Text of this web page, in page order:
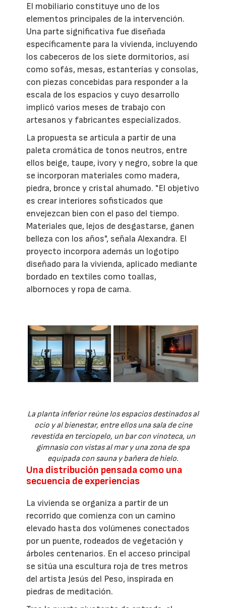
El mobiliario constituye uno de los
elementos principales de la intervención.
Una parte significativa fue diseñada
específicamente para la vivienda, incluyendo
los cabeceros de los siete dormitorios, así
como sofás, mesas, estanterías y consolas,
con piezas concebidas para responder a la
escala de los espacios y cuyo desarrollo
implicó varios meses de trabajo con
artesanos y fabricantes especializados.
La propuesta se articula a partir de una
paleta cromática de tonos neutros, entre
ellos beige, taupe, ivory y negro, sobre la que
se incorporan materiales como madera,
piedra, bronce y cristal ahumado. "El objetivo
es crear interiores sofisticados que
envejezcan bien con el paso del tiempo.
Materiales que, lejos de desgastarse, ganen
belleza con los años", señala Alexandra. El
proyecto incorpora además un logotipo
diseñado para la vivienda, aplicado mediante
bordado en textiles como toallas,
albornoces y ropa de cama.
La planta inferior reúne los espacios destinados al
ocio y al bienestar, entre ellos una sala de cine
revestida en terciopelo, un bar con vinoteca, un
gimnasio con vistas al mar y una zona de spa
equipada con sauna y bañera de hielo.
Una distribución pensada como una
secuencia de experiencias
La vivienda se organiza a partir de un
recorrido que comienza con un camino
elevado hasta dos volúmenes conectados
por un puente, rodeados de vegetación y
árboles centenarios. En el acceso principal
se sitúa una escultura roja de tres metros
del artista Jesús del Peso, inspirada en
piedras de meditación.